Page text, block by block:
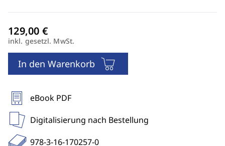
inkl. gesetzl. MwSt.
In den Warenkorb
eBook PDF
Digitalisierung nach Bestellung
978-3-16-170257-0